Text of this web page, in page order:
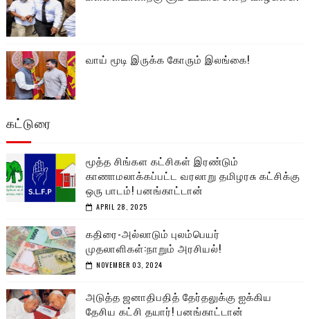
வாய் மூடி இருக்க கோரும் இலங்கை!
கட்டுரை
மூத்த சிங்கள கட்சிகள் இரண்டும்
காணாமலாக்கப்பட்ட வரலாறு தமிழரசு கட்சிக்கு
ஒரு பாடம்! பனங்காட்டான்
APRIL 28, 2025
கதிரை-அல்லாடும் புலம்பெயர்
முதலாளிகள்:நாறும் அரசியல்!
NOVEMBER 03, 2024
அடுத்த ஜனாதிபதித் தேர்தலுக்கு ஐக்கிய
தேசிய கட்சி தயார்! பனங்காட்டான்